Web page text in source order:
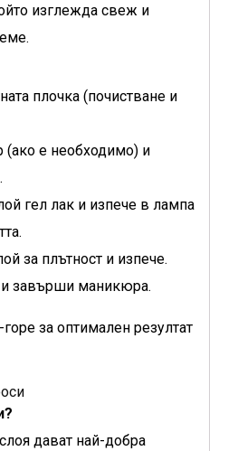
изглежда свеж и
плочка (почистване и
(ако е необходимо) и
гел лак и изпече в лампа
за плътност и изпече.
и завърши маникюра.
за оптимален резултат
дават най-добра